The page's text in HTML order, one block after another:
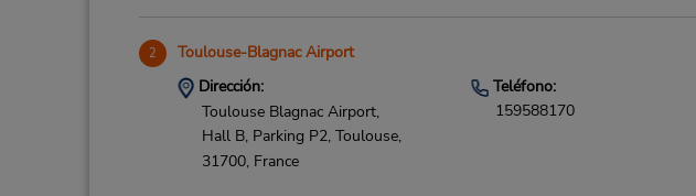
2 Toulouse-Blagnac Airport
Dirección:
Toulouse Blagnac Airport,
Hall B, Parking P2, Toulouse,
31700, France
Teléfono:
159588170